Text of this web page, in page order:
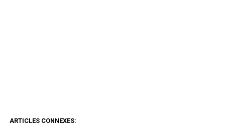
ARTICLES CONNEXES: